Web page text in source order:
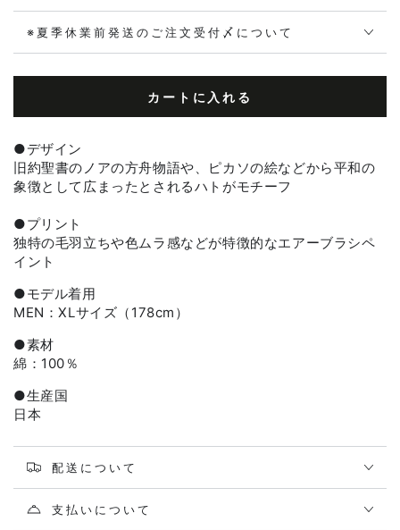
※夏季休業前発送のご注文受付〆について
カートに入れる
●デザイン
旧約聖書のノアの方舟物語や、ピカソの絵などから平和の
象徴として広まったとされるハトがモチーフ
●プリント
独特の毛羽立ちや色ムラ感などが特徴的なエアーブラシペ
イント
●モデル着用
MEN：XLサイズ（178cm）
●素材
綿：100％
●生産国
日本
配送について
支払いについて